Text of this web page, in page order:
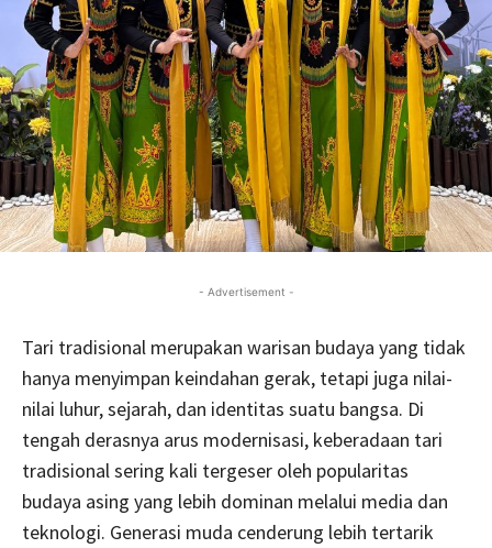
- Advertisement -
Tari tradisional merupakan warisan budaya yang tidak
hanya menyimpan keindahan gerak, tetapi juga nilai-
nilai luhur, sejarah, dan identitas suatu bangsa. Di
tengah derasnya arus modernisasi, keberadaan tari
tradisional sering kali tergeser oleh popularitas
budaya asing yang lebih dominan melalui media dan
teknologi. Generasi muda cenderung lebih tertarik